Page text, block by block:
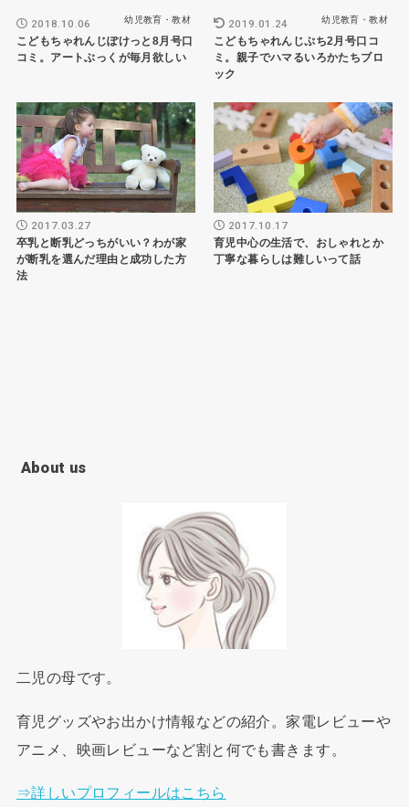
幼児教育・教材
2018.10.06
こどもちゃれんじぽけっと8月号口
コミ。アートぶっくが毎月欲しい
幼児教育・教材
2019.01.24
こどもちゃれんじぷち2月号口コ
ミ。親子でハマるいろかたちブロ
ック
成長
2017.03.27
卒乳と断乳どっちがいい？わが家
が断乳を選んだ理由と成功した方
法
成長
2017.10.17
育児中心の生活で、おしゃれとか
丁寧な暮らしは難しいって話
About us
二児の母です。
育児グッズやお出かけ情報などの紹介。家電レビューや
アニメ、映画レビューなど割と何でも書きます。
⇒詳しいプロフィールはこちら